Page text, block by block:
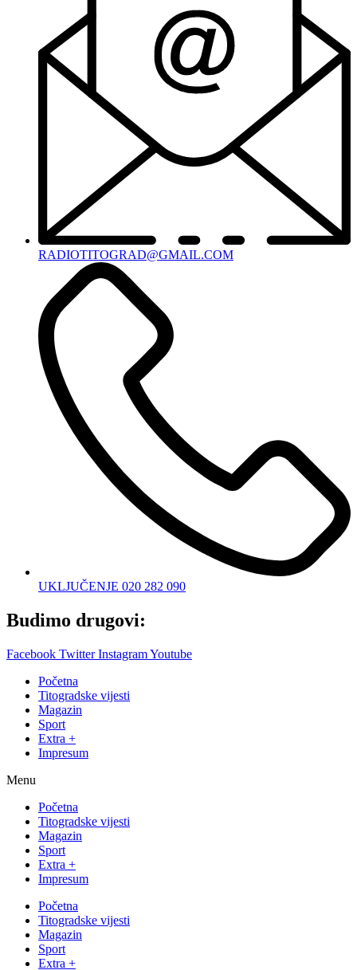
RADIOTITOGRAD@GMAIL.COM
UKLJUČENJE 020 282 090
Budimo drugovi:
Facebook Twitter InstagramYoutube
Početna
Titogradske vijesti
Magazin
Sport
Extra +
Impresum
Menu
Početna
Titogradske vijesti
Magazin
Sport
Extra +
Impresum
Početna
Titogradske vijesti
Magazin
Sport
Extra +